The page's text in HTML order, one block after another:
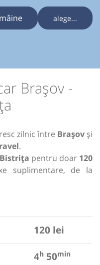
mâine alege...
Brașov -
zilnic între Brașovși
.
pentru doar 120
suplimentare, de la
120 lei
4h 50min